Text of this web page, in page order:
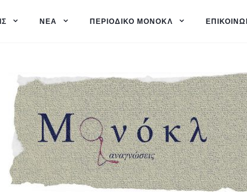
ΝΈΑ ΠΕΡΙΟΔΙΚΌ ΜΟΝΌΚΛ